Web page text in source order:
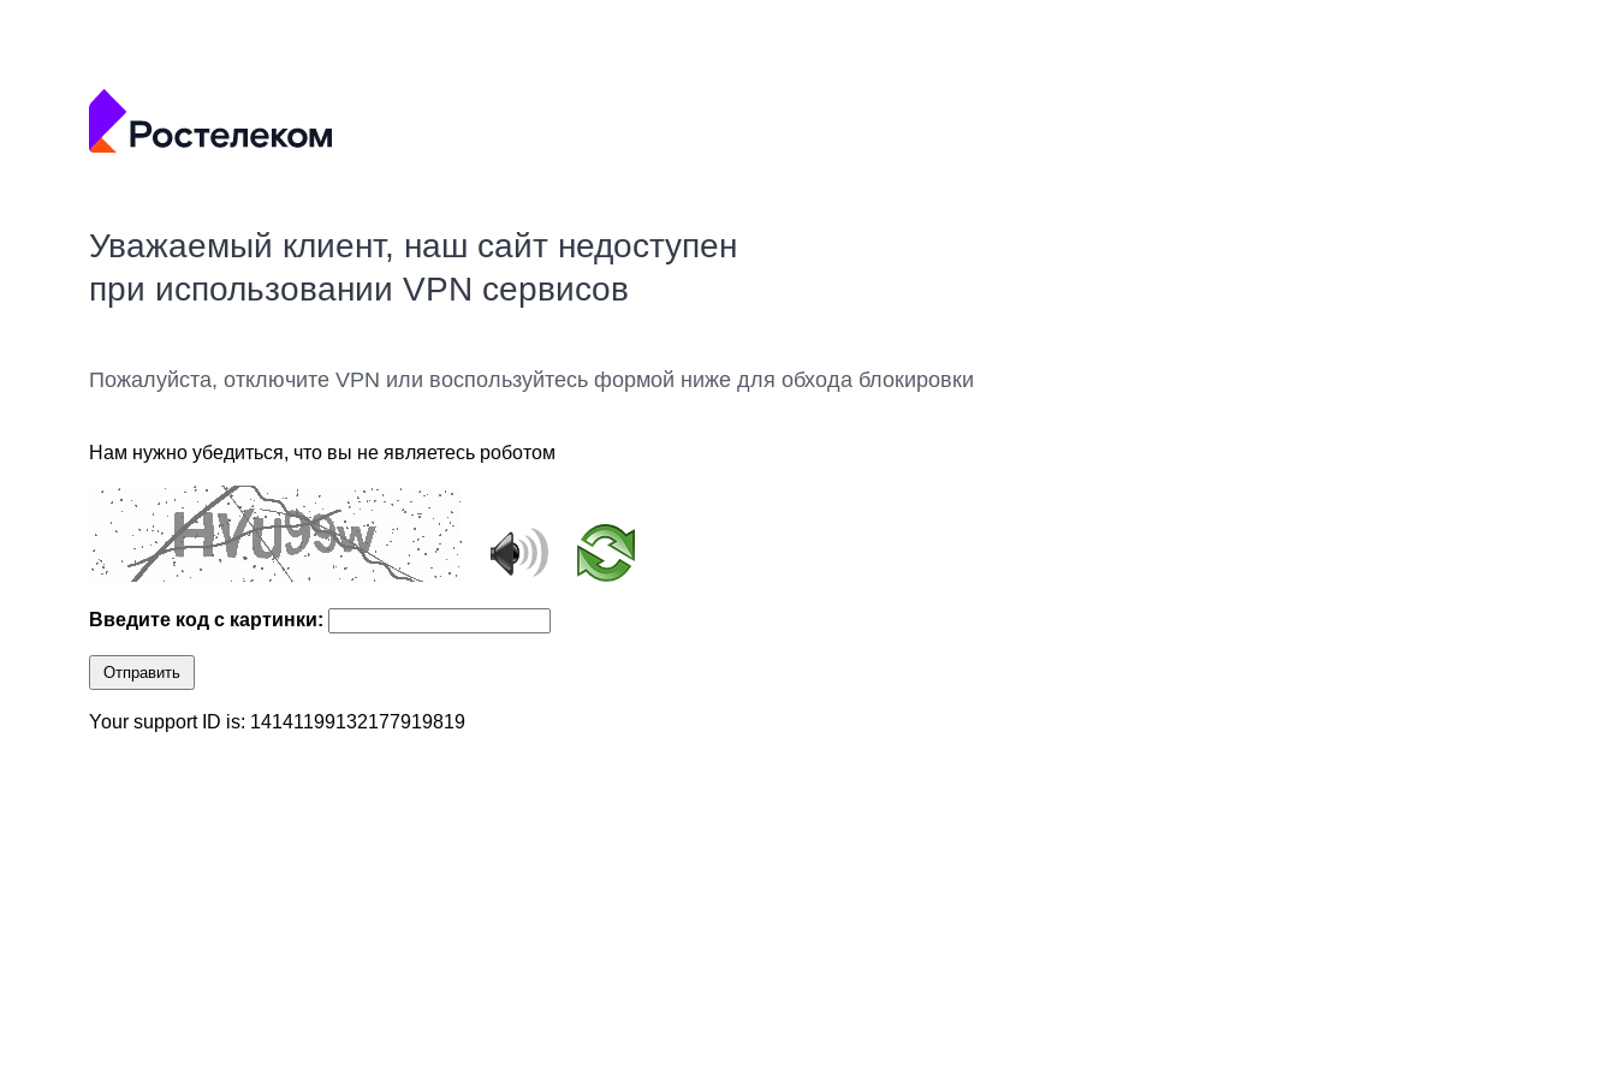
Уважаемый клиент, наш сайт недоступен
при использовании VPN сервисов
Пожалуйста, отключите VPN или воспользуйтесь формой ниже для обхода блокировки
Нам нужно убедиться, что вы не являетесь роботом
Введите код с картинки:
Отправить
Your support ID is: 14141199132177919819